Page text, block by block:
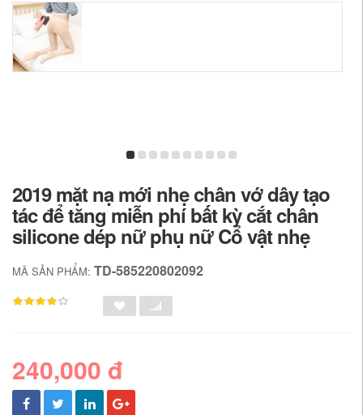
2019 mặt nạ mới nhẹ chân vớ dây tạo
tác để tăng miễn phí bất kỳ cắt chân
silicone dép nữ phụ nữ Cổ vật nhẹ
MÃ SẢN PHẨM: TD-585220802092
240,000 đ